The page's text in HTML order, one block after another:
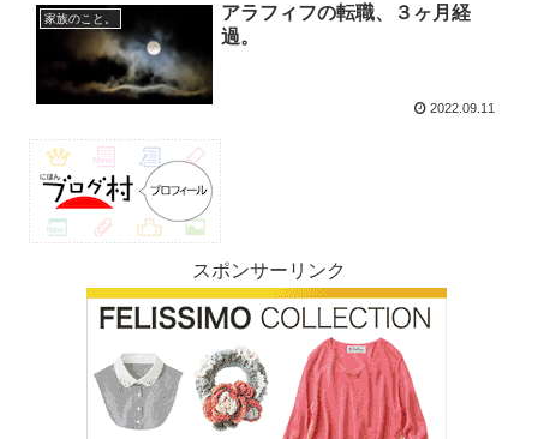
家族のこと。
アラフィフの転職、３ヶ月経
過。
2022.09.11
スポンサーリンク